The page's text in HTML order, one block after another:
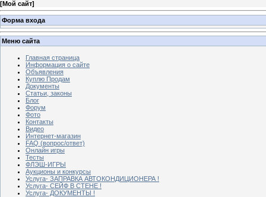
[Мой сайт]
Форма входа
Меню сайта
Главная страница
Информация о сайте
Объявления
Куплю Продам
Документы
Статьи, законы
Блог
Форум
Фото
Контакты
Видео
Интернет-магазин
FAQ (вопрос/ответ)
Онлайн игры
Тесты
ФЛЭШ-ИГРЫ
Аукционы и конкурсы
Услуга- ЗАПРАВКА АВТОКОНДИЦИОНЕРА !
Услуга- СЕЙФ В СТЕНЕ !
Услуга- ДОКУМЕНТЫ !